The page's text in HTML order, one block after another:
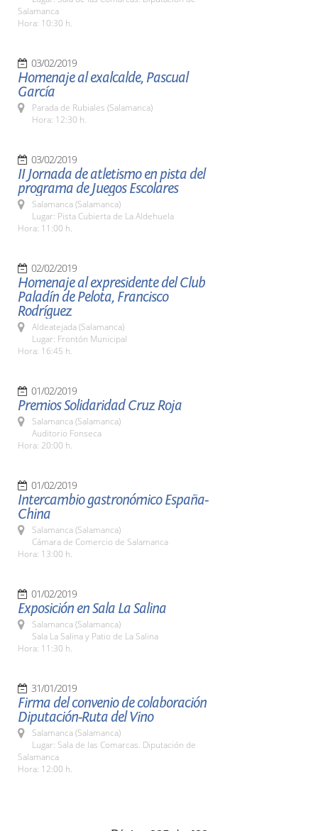
Salamanca
Hora: 10:30 h.
03/02/2019
Homenaje al exalcalde, Pascual
García
Parada de Rubiales (Salamanca)
Hora: 12:30 h.
03/02/2019
II Jornada de atletismo en pista del
programa de Juegos Escolares
Salamanca (Salamanca)
Lugar: Pista Cubierta de La Aldehuela
Hora: 11:00 h.
02/02/2019
Homenaje al expresidente del Club
Paladín de Pelota, Francisco
Rodríguez
Aldeatejada (Salamanca)
Lugar: Frontón Municipal
Hora: 16:45 h.
01/02/2019
Premios Solidaridad Cruz Roja
Salamanca (Salamanca)
Auditorio Fonseca
Hora: 20:00 h.
01/02/2019
Intercambio gastronómico España-
China
Salamanca (Salamanca)
Cámara de Comercio de Salamanca
Hora: 13:00 h.
01/02/2019
Exposición en Sala La Salina
Salamanca (Salamanca)
Sala La Salina y Patio de La Salina
Hora: 11:30 h.
31/01/2019
Firma del convenio de colaboración
Diputación-Ruta del Vino
Salamanca (Salamanca)
Lugar: Sala de las Comarcas. Diputación de
Salamanca
Hora: 12:00 h.